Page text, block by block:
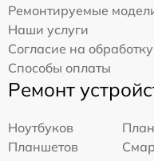
Ремонтируемые
Наши услуги
Согласие на
Способы оплаты
Ремонт
Ноутбуков
Планшетов